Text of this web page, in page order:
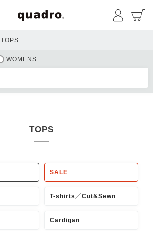
マイペ
TOPS
WOMENS
TOPS
SALE
T-shirts／Cut&Sewn
Cardigan